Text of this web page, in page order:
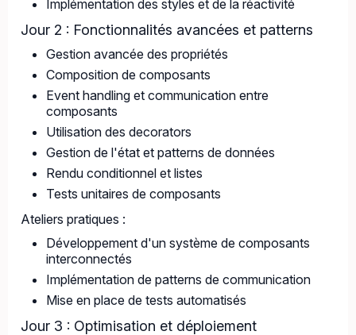
Implémentation des styles et de la réactivité
Jour 2 : Fonctionnalités avancées et patterns
Gestion avancée des propriétés
Composition de composants
Event handling et communication entre
composants
Utilisation des decorators
Gestion de l'état et patterns de données
Rendu conditionnel et listes
Tests unitaires de composants
Ateliers pratiques :
Développement d'un système de composants
interconnectés
Implémentation de patterns de communication
Mise en place de tests automatisés
Jour 3 : Optimisation et déploiement